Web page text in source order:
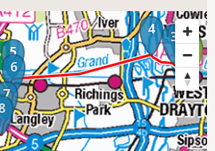
1
2
3
4
5
6
7